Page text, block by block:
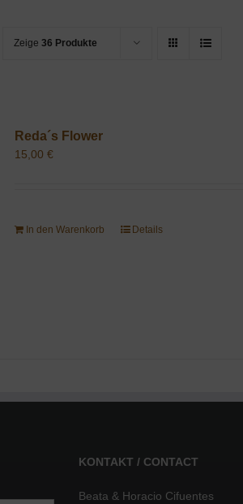
Zeige 36 Produkte
Reda´s Flower
15,00€
In den Warenkorb Details
KONTAKT / CONTACT
Beata & Horacio Cifuentes